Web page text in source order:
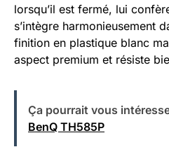
lorsqu’il est fermé, lui
s’intègre harmonieusement
finition en plastique blanc
aspect premium et résiste
Ça pourrait vous
BenQ TH585P